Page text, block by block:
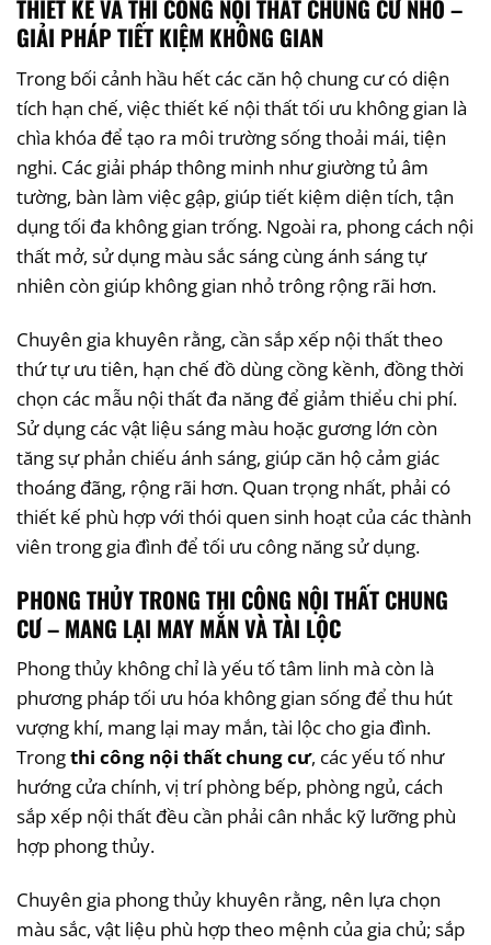
THIẾT KẾ VÀ THI CÔNG NỘI THẤT CHUNG CƯ NHỎ –
GIẢI PHÁP TIẾT KIỆM KHÔNG GIAN
Trong bối cảnh hầu hết các căn hộ chung cư có diện
tích hạn chế, việc thiết kế nội thất tối ưu không gian là
chìa khóa để tạo ra môi trường sống thoải mái, tiện
nghi. Các giải pháp thông minh như giường tủ âm
tường, bàn làm việc gập, giúp tiết kiệm diện tích, tận
dụng tối đa không gian trống. Ngoài ra, phong cách nội
thất mở, sử dụng màu sắc sáng cùng ánh sáng tự
nhiên còn giúp không gian nhỏ trông rộng rãi hơn.
Chuyên gia khuyên rằng, cần sắp xếp nội thất theo
thứ tự ưu tiên, hạn chế đồ dùng cồng kềnh, đồng thời
chọn các mẫu nội thất đa năng để giảm thiểu chi phí.
Sử dụng các vật liệu sáng màu hoặc gương lớn còn
tăng sự phản chiếu ánh sáng, giúp căn hộ cảm giác
thoáng đãng, rộng rãi hơn. Quan trọng nhất, phải có
thiết kế phù hợp với thói quen sinh hoạt của các thành
viên trong gia đình để tối ưu công năng sử dụng.
PHONG THỦY TRONG THI CÔNG NỘI THẤT CHUNG
CƯ – MANG LẠI MAY MẮN VÀ TÀI LỘC
Phong thủy không chỉ là yếu tố tâm linh mà còn là
phương pháp tối ưu hóa không gian sống để thu hút
vượng khí, mang lại may mắn, tài lộc cho gia đình.
Trongthi công nội thất chung cư, các yếu tố như
hướng cửa chính, vị trí phòng bếp, phòng ngủ, cách
sắp xếp nội thất đều cần phải cân nhắc kỹ lưỡng phù
hợp phong thủy.
Chuyên gia phong thủy khuyên rằng, nên lựa chọn
màu sắc, vật liệu phù hợp theo mệnh của gia chủ; sắp